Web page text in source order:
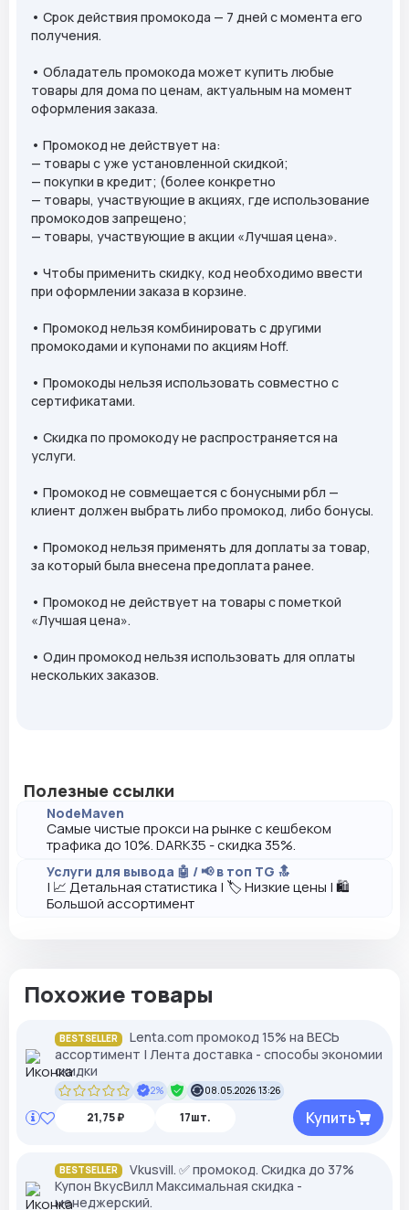
• Срок действия промокода — 7 дней с момента его
получения.
• Обладатель промокода может купить любые
товары для дома по ценам, актуальным на момент
оформления заказа.
• Промокод не действует на:
— товары с уже установленной скидкой;
— покупки в кредит; (более конкретно
— товары, участвующие в акциях, где использование
промокодов запрещено;
— товары, участвующие в акции «Лучшая цена».
• Чтобы применить скидку, код необходимо ввести
при оформлении заказа в корзине.
• Промокод нельзя комбинировать с другими
промокодами и купонами по акциям Hoff.
• Промокоды нельзя использовать совместно с
сертификатами.
• Скидка по промокоду не распространяется на
услуги.
• Промокод не совмещается с бонусными рбл —
клиент должен выбрать либо промокод, либо бонусы.
• Промокод нельзя применять для доплаты за товар,
за который была внесена предоплата ранее.
• Промокод не действует на товары с пометкой
«Лучшая цена».
• Один промокод нельзя использовать для оплаты
нескольких заказов.
Полезные ссылки
NodeMaven
Самые чистые прокси на рынке с кешбеком
трафика до 10%. DARK35 - скидка 35%.
Услуги для вывода 🤖 / 📢 в топ TG 🔝
| 📈 Детальная статистика | 🏷️ Низкие цены | 🛍️
Большой ассортимент
Похожие товары
BESTSELLER
Lenta.com промокод 15% на ВЕСЬ
ассортимент | Лента доставка - способы экономии
скидки
2% 08.05.2026 13:26
21,75 ₽ 17шт. Купить
BESTSELLER
Vkusvill. ✅ промокод. Скидка до 37%
Купон ВкусВилл Максимальная скидка -
менеджерский.